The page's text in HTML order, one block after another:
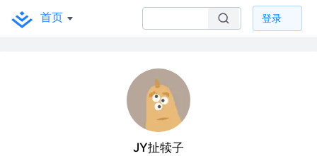
首页 登录
JY扯犊子